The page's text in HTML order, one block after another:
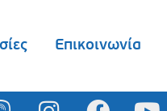
Επικοινωνία